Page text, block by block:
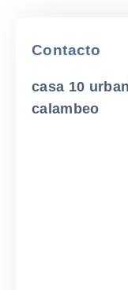
Contacto
casa 10
calambeo